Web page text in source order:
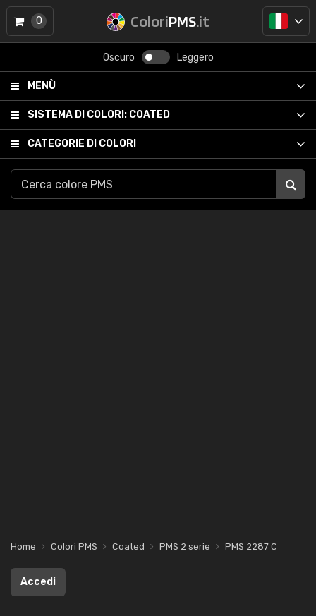
ColoriPMS.it
Oscuro Leggero
MENÙ
SISTEMA DI COLORI: COATED
CATEGORIE DI COLORI
0
Home Colori PMS Coated PMS 2 serie PMS 2287 C
Accedi